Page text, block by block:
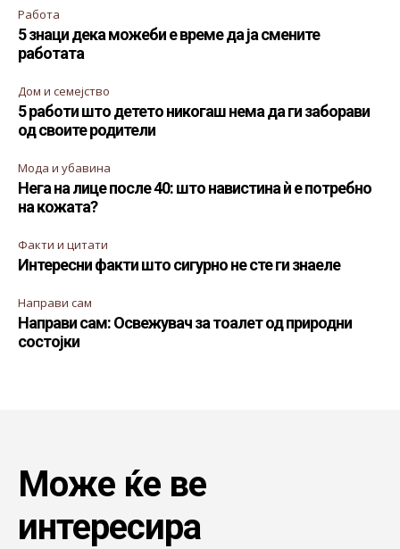
Работа
5 знаци дека можеби е време да ја смените
работата
Дом и семејство
5 работи што детето никогаш нема да ги заборави
од своите родители
Мода и убавина
Нега на лице после 40: што навистина ѝ е потребно
на кожата?
Факти и цитати
Интересни факти што сигурно не сте ги знаеле
Направи сам
Направи сам: Освежувач за тоалет од природни
состојки
Може ќе ве
интересира